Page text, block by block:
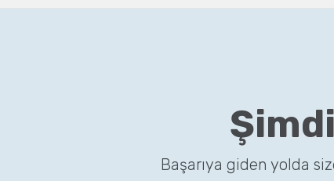
Başarıya giden yolda